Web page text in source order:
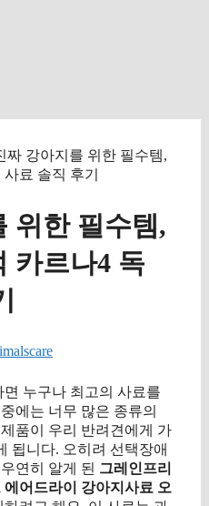
짜 강아지를 위한 필수템,
료 솔직 후기
위한 필수템,
카르나4 독
누구나 최고의 사료를
에는 너무 많은 종류의
품이 우리 반려견에게 가
됩니다. 오히려 선택장애
연히 알게 된 그레인프리
어드라이 강아지사료 오